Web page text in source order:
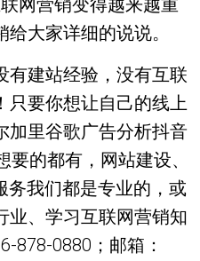
网营销变得越来越重
大家详细的说说。
有建站经验，没有互联
只要你想让自己的线上
加里谷歌广告分析抖音
的都有，网站建设、
务我们都是专业的，或
业、学习互联网营销知
878-0880；邮箱：